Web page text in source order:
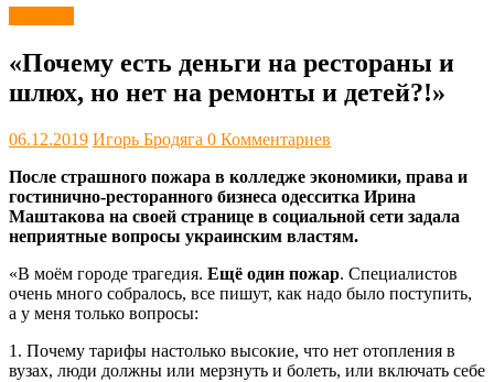
«Почему есть деньги на рестораны и
шлюх, но нет на ремонты и детей?!»
06.12.2019 Игорь Бродяга 0 Комментариев
После страшного пожара в колледже экономики, права и
гостинично-ресторанного бизнеса одесситка Ирина
Маштакова на своей странице в социальной сети задала
неприятные вопросы украинским властям.
«В моём городе трагедия. Ещё один пожар. Специалистов
очень много собралось, все пишут, как надо было поступить,
а у меня только вопросы:
1. Почему тарифы настолько высокие, что нет отопления в
вузах, люди должны или мерзнуть и болеть, или включать себе